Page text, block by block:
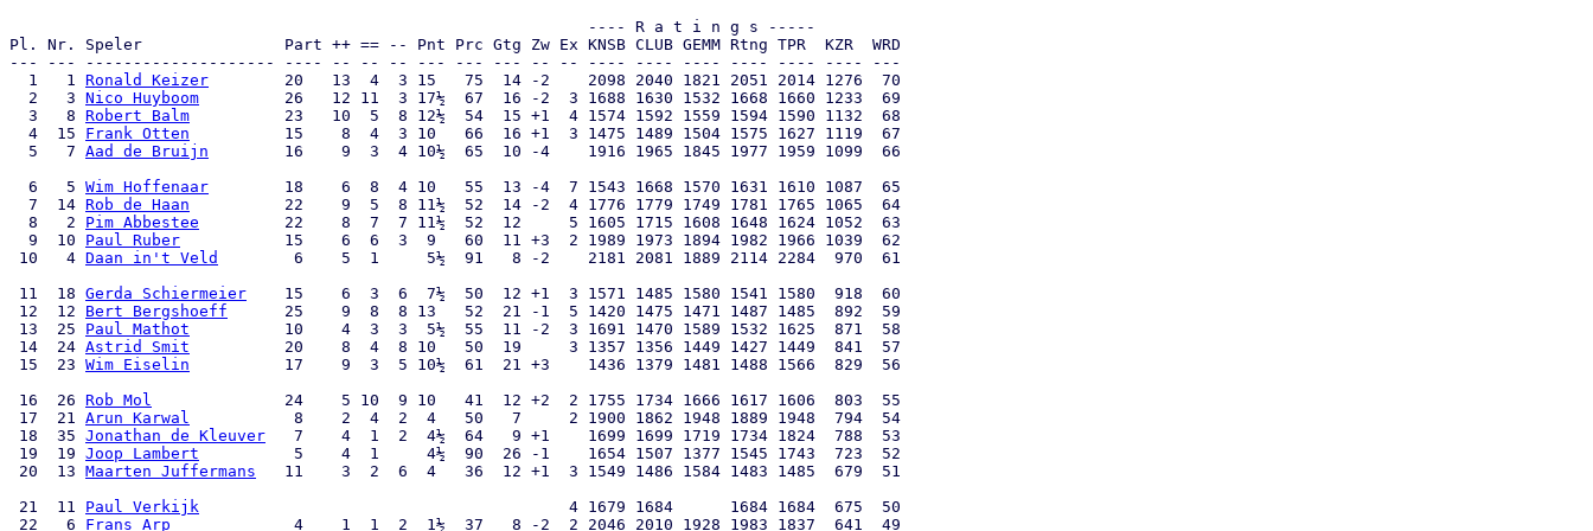
                                                             ---- R a t i n g s -----
Pl. Nr. Speler               Part ++ == -- Pnt Prc Gtg Zw Ex KNSB CLUB GEMM Rtng TPR  KZR  WRD
--- --- -------------------- ---- -- -- -- --- --- --- -- -- ---- ---- ---- ---- ---- ---- ---
  1   1
Ronald Keizer
        20   13  4  3 15   75  14 -2    2098 2040 1821 2051 2014 1276  70
  2   3
Nico Huyboom
         26   12 11  3 17½  67  16 -2  3 1688 1630 1532 1668 1660 1233  69
  3   8
Robert Balm
          23   10  5  8 12½  54  15 +1  4 1574 1592 1559 1594 1590 1132  68
  4  15
Frank Otten
          15    8  4  3 10   66  16 +1  3 1475 1489 1504 1575 1627 1119  67
  5   7
Aad de Bruijn
        16    9  3  4 10½  65  10 -4    1916 1965 1845 1977 1959 1099  66
  6   5
Wim Hoffenaar
        18    6  8  4 10   55  13 -4  7 1543 1668 1570 1631 1610 1087  65
  7  14
Rob de Haan
          22    9  5  8 11½  52  14 -2  4 1776 1779 1749 1781 1765 1065  64
  8   2
Pim Abbestee
         22    8  7  7 11½  52  12     5 1605 1715 1608 1648 1624 1052  63
  9  10
Paul Ruber
           15    6  6  3  9   60  11 +3  2 1989 1973 1894 1982 1966 1039  62
10   4 Daan in't Veld
        6    5  1     5½  91   8 -2    2181 2081 1889 2114 2284  970  61
11  18 Gerda Schiermeier
    15    6  3  6  7½  50  12 +1  3 1571 1485 1580 1541 1580  918  60
12  12 Bert Bergshoeff
      25    9  8  8 13   52  21 -1  5 1420 1475 1471 1487 1485  892  59
13  25 Paul Mathot
          10    4  3  3  5½  55  11 -2  3 1691 1470 1589 1532 1625  871  58
14  24 Astrid Smit
          20    8  4  8 10   50  19     3 1357 1356 1449 1427 1449  841  57
15  23 Wim Eiselin
          17    9  3  5 10½  61  21 +3    1436 1379 1481 1488 1566  829  56
16  26 Rob Mol
              24    5 10  9 10   41  12 +2  2 1755 1734 1666 1617 1606  803  55
17  21 Arun Karwal
           8    2  4  2  4   50   7     2 1900 1862 1948 1889 1948  794  54
18  35 Jonathan de Kleuver
   7    4  1  2  4½  64   9 +1    1699 1699 1719 1734 1824  788  53
19  19 Joop Lambert
          5    4  1     4½  90  26 -1    1654 1507 1377 1545 1743  723  52
20  13 Maarten Juffermans
   11    3  2  6  4   36  12 +1  3 1549 1486 1584 1483 1485  679  51
21  11 Paul Verkijk
                                       4 1679 1684      1684 1684  675  50
22   6 Frans Arp
             4    1  1  2  1½  37   8 -2  2 2046 2010 1928 1983 1837  641  49